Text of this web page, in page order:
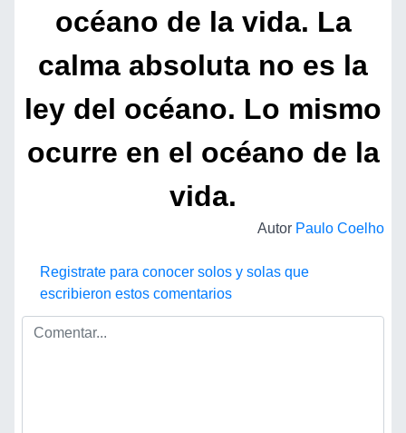
océano de la vida. La
calma absoluta no es la
ley del océano. Lo mismo
ocurre en el océano de la
vida.
Autor Paulo Coelho
Registrate para conocer solos y solas que
escribieron estos comentarios